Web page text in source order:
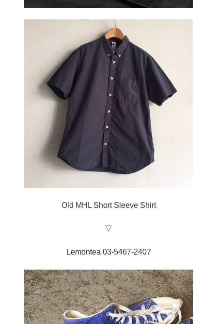
Old MHL Short Sleeve Shirt
▽
Lemontea 03-5467-2407